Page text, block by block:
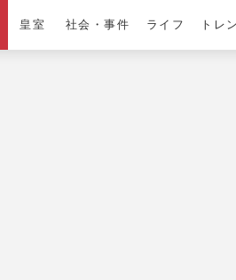
皇室 社会・事件 ライフ トレ